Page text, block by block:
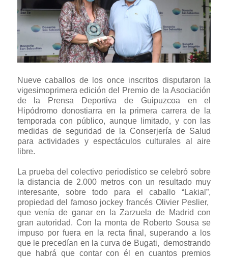
Nueve caballos de los once inscritos disputaron la
vigesimoprimera edición del Premio de la Asociación
de la Prensa Deportiva de Guipuzcoa en el
Hipódromo donostiarra en la primera carrera de la
temporada con público, aunque limitado, y con las
medidas de seguridad de la Conserjería de Salud
para actividades y espectáculos culturales al aire
libre.
La prueba del colectivo periodístico se celebró sobre
la distancia de 2.000 metros con un resultado muy
interesante, sobre todo para el caballo “Lakial”,
propiedad del famoso jockey francés Olivier Peslier,
que venía de ganar en la Zarzuela de Madrid con
gran autoridad. Con la monta de Roberto Sousa se
impuso por fuera en la recta final, superando a los
que le precedían en la curva de Bugati, demostrando
que habrá que contar con él en cuantos premios